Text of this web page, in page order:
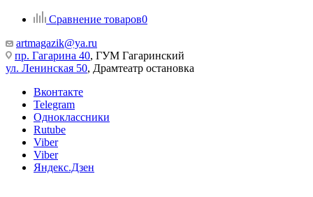
Сравнение товаров0
artmagazik@ya.ru
пр. Гагарина 40, ГУМ Гагаринский
ул. Ленинская 50, Драмтеатр остановка
Вконтакте
Telegram
Одноклассники
Rutube
Viber
Viber
Яндекс.Дзен